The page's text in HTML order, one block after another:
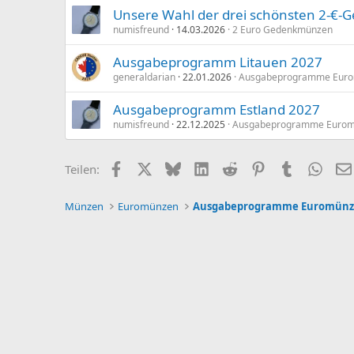
Unsere Wahl der drei schönsten 2-€-
numisfreund 14.03.2026 2 Euro Gedenkmünzen
Ausgabeprogramm Litauen 2027
generaldarian 22.01.2026 Ausgabeprogramme
Ausgabeprogramm Estland 2027
numisfreund 22.12.2025 Ausgabeprogramme
Teilen: FacebookX (Twitter)
BlueskyLinkedIn
Reddit PinterestTumblr
Münzen Euromünzen Ausgabeprogramme